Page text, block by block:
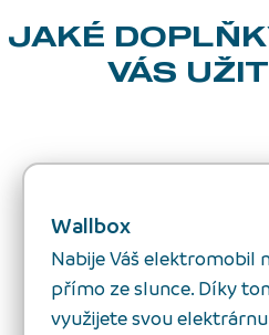
JAKÉ
VÁS
Wallbox
Nabije Váš elektromobil
přímo ze slunce. Díky
využijete svou